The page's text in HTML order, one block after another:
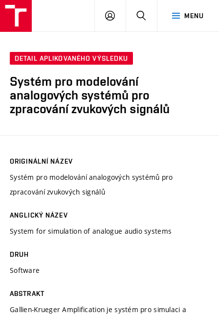
MENU
PŘIHLÁSIT
DETAIL APLIKOVANÉHO VÝSLEDKU
Systém pro modelování
analogových systémů pro
zpracování zvukových signálů
ORIGINÁLNÍ NÁZEV
Systém pro modelování analogových systémů pro
zpracování zvukových signálů
ANGLICKÝ NÁZEV
System for simulation of analogue audio systems
DRUH
Software
ABSTRAKT
Gallien-Krueger Amplification je systém pro simulaci a